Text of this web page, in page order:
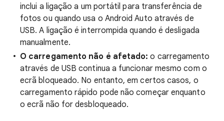
inclui a ligação a um portátil para transferência de
fotos ou quando usa o Android Auto através de
USB. A ligação é interrompida quando é desligada
manualmente.
O carregamento não é afetado: o carregamento
através de USB continua a funcionar mesmo com o
ecrã bloqueado. No entanto, em certos casos, o
carregamento rápido pode não começar enquanto
o ecrã não for desbloqueado.